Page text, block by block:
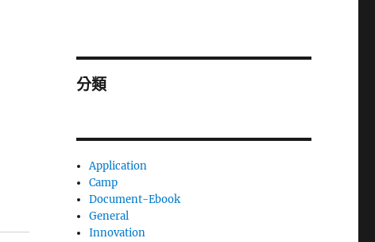
分類
Application
Camp
Document-Ebook
General
Innovation